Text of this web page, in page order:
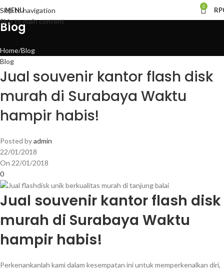
Skip to navigation
Skip to main content
MENU 0 RP
Blog
Home Blog
Blog
Jual souvenir kantor flash disk
murah di Surabaya Waktu
hampir habis!
Posted byadmin
22/01/2018
On 22/01/2018
0
Jual souvenir kantor flash disk
murah di Surabaya Waktu
hampir habis!
Perkenankanlah kami dalam kesempatan ini untuk memperkenalkan diri,